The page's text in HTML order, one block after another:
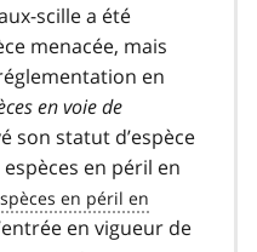
scille a été
menacée, mais
en
en voie de
son statut d’espèce
en péril en
en vigueur de